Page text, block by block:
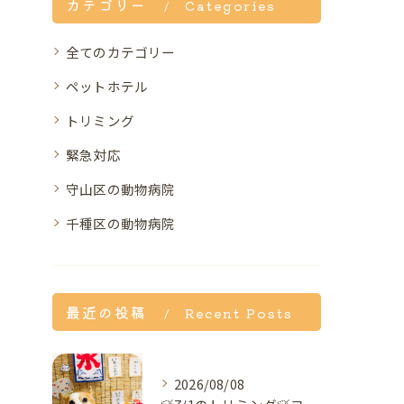
Categories
全てのカテゴリー
ペットホテル
トリミング
緊急対応
守山区の動物病院
千種区の動物病院
最近の投稿 Recent Posts
2026/08/08